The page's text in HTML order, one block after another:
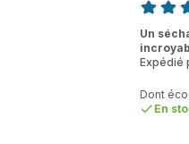
Un
Expédié
Dont
En